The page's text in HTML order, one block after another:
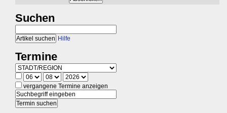
Suchen
Hilfe
Termine
vergangene Termine anzeigen